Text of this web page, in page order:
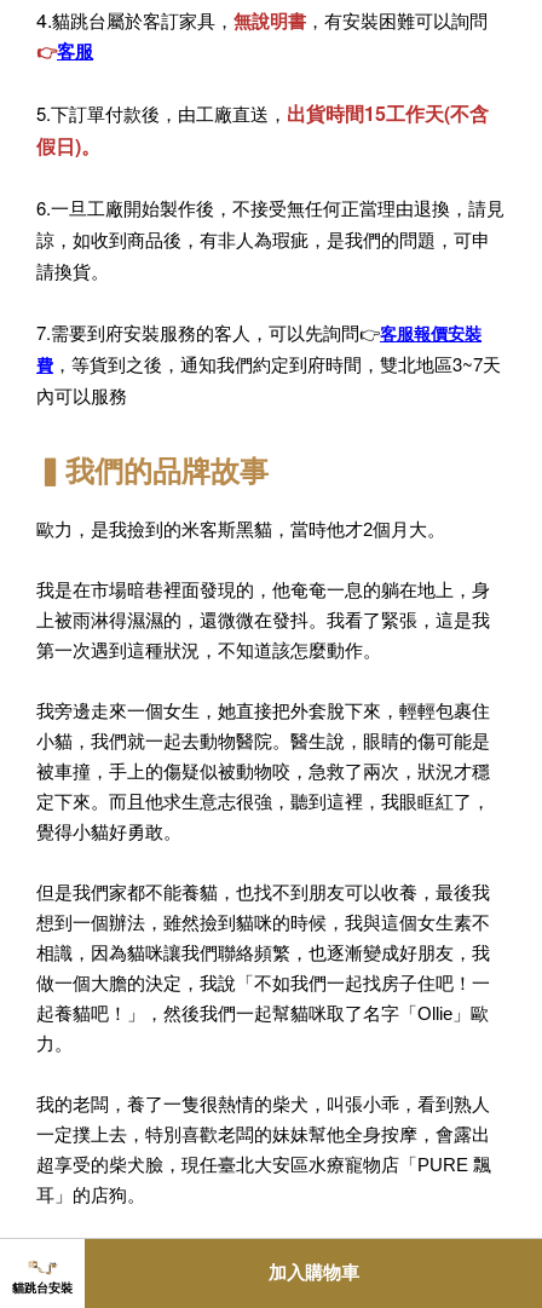
貓跳台安裝
加入購物車
4.貓跳台屬於客訂家具， 無說明書 ，有安裝困難可以詢問
👉客服
5.下訂單付款後，由工廠直送， 出貨時間15工作天(不含
假日)。
6.一旦工廠開始製作後，不接受無任何正當理由退換，請見
諒，如收到商品後，有非人為瑕疵，是我們的問題，可申
請換貨。
7.需要到府安裝服務的客人，可以先詢問👉客服報價安裝
費 ，等貨到之後，通知我們約定到府時間，雙北地區3~7天
內可以服務
▍我們的品牌故事
歐力，是我撿到的米客斯黑貓，當時他才2個月大。
我是在市場暗巷裡面發現的，他奄奄一息的躺在地上，身
上被雨淋得濕濕的，還微微在發抖。我看了緊張，這是我
第一次遇到這種狀況，不知道該怎麼動作。
我旁邊走來一個女生，她直接把外套脫下來，輕輕包裹住
小貓，我們就一起去動物醫院。醫生說，眼睛的傷可能是
被車撞，手上的傷疑似被動物咬，急救了兩次，狀況才穩
定下來。而且他求生意志很強，聽到這裡，我眼眶紅了，
覺得小貓好勇敢。
但是我們家都不能養貓，也找不到朋友可以收養，最後我
想到一個辦法，雖然撿到貓咪的時候，我與這個女生素不
相識，因為貓咪讓我們聯絡頻繁，也逐漸變成好朋友，我
做一個大膽的決定，我說「不如我們一起找房子住吧！一
起養貓吧！」，然後我們一起幫貓咪取了名字「Ollie」歐
力。
我的老闆，養了一隻很熱情的柴犬，叫張小乖，看到熟人
一定撲上去，特別喜歡老闆的妹妹幫他全身按摩，會露出
超享受的柴犬臉，現任臺北大安區水療寵物店「PURE 飄
耳」的店狗。
是因為台灣氣候潮濕，讓外來種容易產生這類疾病，所以